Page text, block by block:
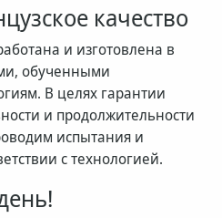
качество
и изготовлена в
обученными
В целях гарантии
и продолжительности
испытания и
с технологией.